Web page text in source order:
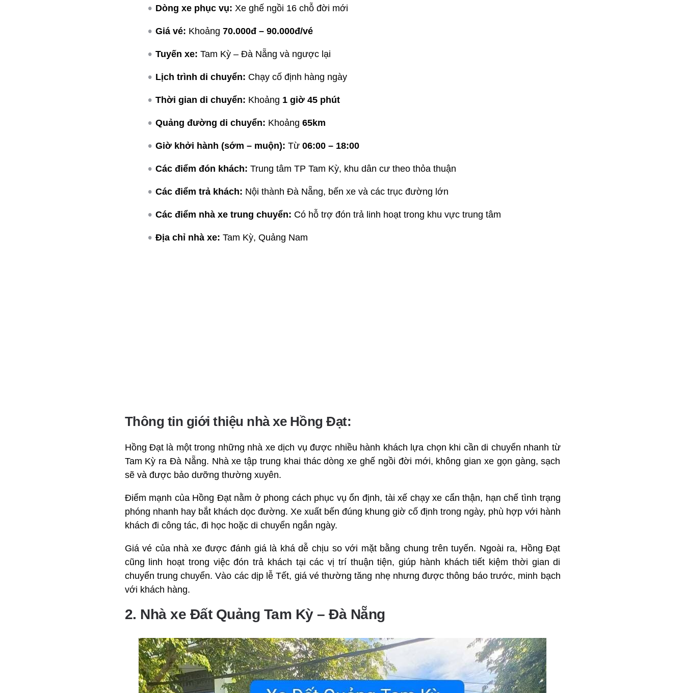
Dòng xe phục vụ: Xe ghế ngồi 16 chỗ đời mới
Giá vé: Khoảng 70.000đ – 90.000đ/vé
Tuyến xe: Tam Kỳ – Đà Nẵng và ngược lại
Lịch trình di chuyển: Chạy cố định hàng ngày
Thời gian di chuyển: Khoảng 1 giờ 45 phút
Quảng đường di chuyển: Khoảng 65km
Giờ khởi hành (sớm – muộn): Từ 06:00 – 18:00
Các điểm đón khách: Trung tâm TP Tam Kỳ, khu dân cư theo thỏa thuận
Các điểm trả khách: Nội thành Đà Nẵng, bến xe và các trục đường lớn
Các điểm nhà xe trung chuyển: Có hỗ trợ đón trả linh hoạt trong khu vực trung tâm
Địa chỉ nhà xe: Tam Kỳ, Quảng Nam
Thông tin giới thiệu nhà xe Hồng Đạt:
Hồng Đạt là một trong những nhà xe dịch vụ được nhiều hành khách lựa chọn khi cần di chuyển nhanh từ
Tam Kỳ ra Đà Nẵng. Nhà xe tập trung khai thác dòng xe ghế ngồi đời mới, không gian xe gọn gàng, sạch
sẽ và được bảo dưỡng thường xuyên.
Điểm mạnh của Hồng Đạt nằm ở phong cách phục vụ ổn định, tài xế chạy xe cẩn thận, hạn chế tình trạng
phóng nhanh hay bắt khách dọc đường. Xe xuất bến đúng khung giờ cố định trong ngày, phù hợp với hành
khách đi công tác, đi học hoặc di chuyển ngắn ngày.
Giá vé của nhà xe được đánh giá là khá dễ chịu so với mặt bằng chung trên tuyến. Ngoài ra, Hồng Đạt
cũng linh hoạt trong việc đón trả khách tại các vị trí thuận tiện, giúp hành khách tiết kiệm thời gian di
chuyển trung chuyển. Vào các dịp lễ Tết, giá vé thường tăng nhẹ nhưng được thông báo trước, minh bạch
với khách hàng.
2. Nhà xe Đất Quảng Tam Kỳ – Đà Nẵng